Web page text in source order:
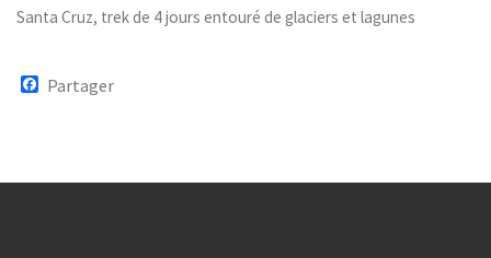
Santa Cruz, trek de 4 jours entouré de glaciers et lagunes
o
Partager